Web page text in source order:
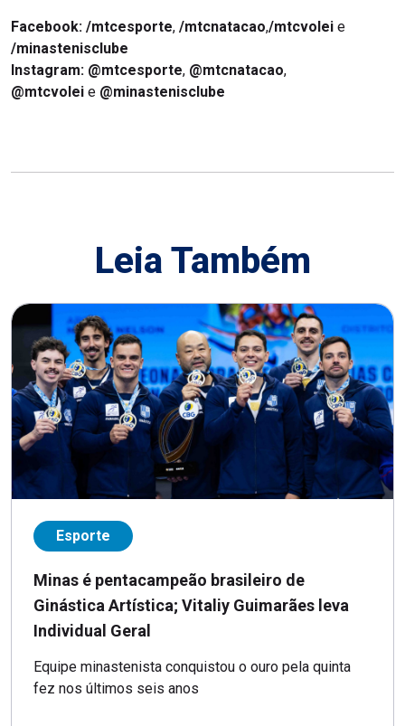
Facebook: /mtcesporte, /mtcnatacao,/mtcvolei e
/minastenisclube
Instagram: @mtcesporte, @mtcnatacao,
@mtcvolei e @minastenisclube
Leia Também
Esporte
Minas é pentacampeão brasileiro de
Ginástica Artística; Vitaliy Guimarães leva
Individual Geral
Equipe minastenista conquistou o ouro pela quinta
fez nos últimos seis anos